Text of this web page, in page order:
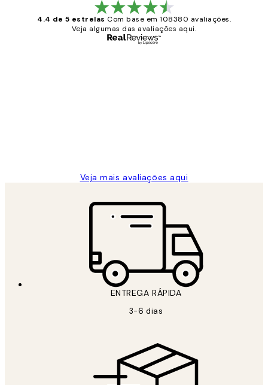
4.4 de 5 estrelas Com base em 108380 avaliações.
Veja algumas das avaliações aqui.
Veja mais avaliações aqui
ENTREGA RÁPIDA
3-6 dias